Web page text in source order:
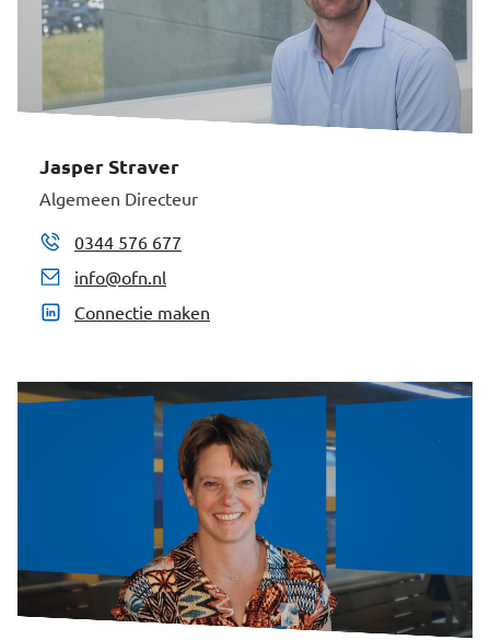
Jasper Straver
Algemeen Directeur
0344 576 677
info@ofn.nl
Connectie maken